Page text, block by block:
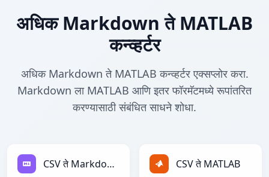
अधिक Markdown ते MATLAB
कन्व्हर्टर
अधिक Markdown ते MATLAB कन्व्हर्टर एक्सप्लोर करा.
Markdown ला MATLAB आणि इतर फॉरमॅटमध्ये रूपांतरित
करण्यासाठी संबंधित साधने शोधा.
CSV ते Markdown CSV ते MATLAB